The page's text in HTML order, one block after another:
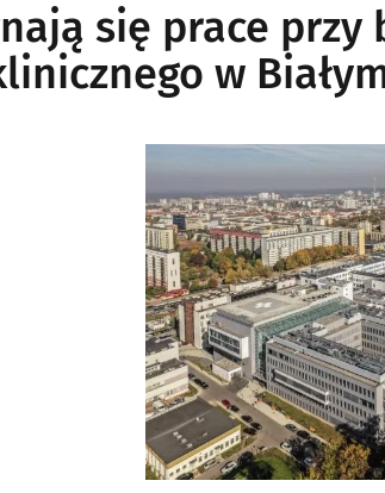
się prace
w